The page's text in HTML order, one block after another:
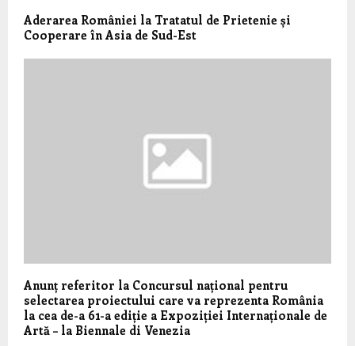
Aderarea României la Tratatul de Prietenie și
Cooperare în Asia de Sud-Est
Anunț referitor la Concursul național pentru
selectarea proiectului care va reprezenta România
la cea de-a 61-a ediție a Expoziției Internaționale de
Artă – la Biennale di Venezia